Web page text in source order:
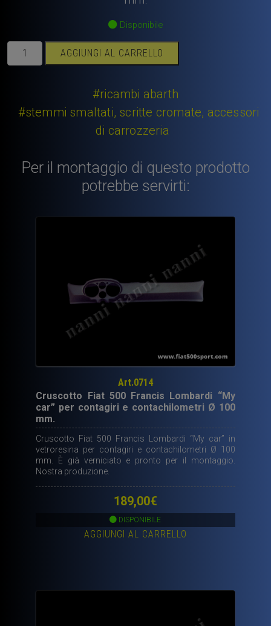
Disponibile
Scritta
Abarth
cruscotto
mm.
AGGIUNGI AL CARRELLO
#ricambi abarth
#stemmi smaltati, scritte cromate, accessori
di carrozzeria
Per il montaggio di questo prodotto
potrebbe servirti:
Art.0714
Cruscotto Fiat 500 Francis Lombardi “My
car” per contagiri e contachilometri Ø 100
mm.
Cruscotto Fiat 500 Francis Lombardi “My car” in
vetroresina per contagiri e contachilometri Ø 100
mm. È già verniciato e pronto per il montaggio.
Nostra produzione.
189,00€
DISPONIBILE
AGGIUNGI AL CARRELLO